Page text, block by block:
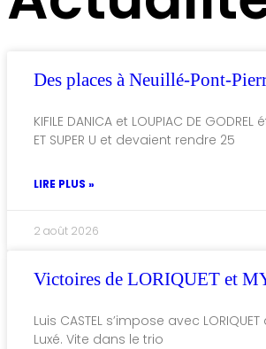
Des places à Neuillé-Pont-
KIFILE DANICA et LOUPIAC DE
ET SUPER U et devaient rendre 25
LIRE PLUS »
2 août 2026
Victoires de LORIQUET et
Luis CASTEL s’impose avec LORIQUET
Luxé. Vite dans le trio